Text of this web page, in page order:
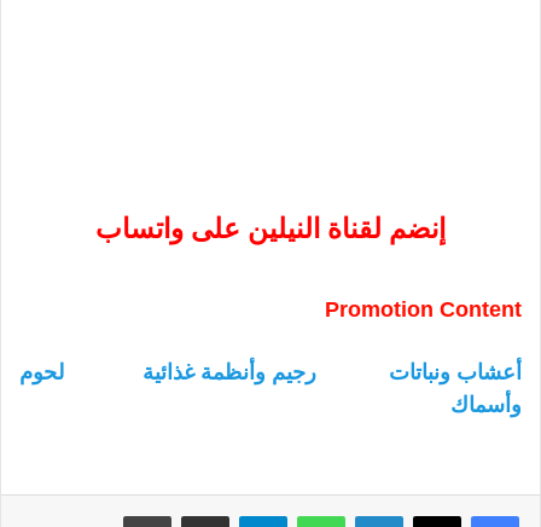
إنضم لقناة النيلين على واتساب
Promotion Content
أعشاب ونباتات رجيم وأنظمة غذائية
لحوم
وأسماك
لينكدإن واتساب